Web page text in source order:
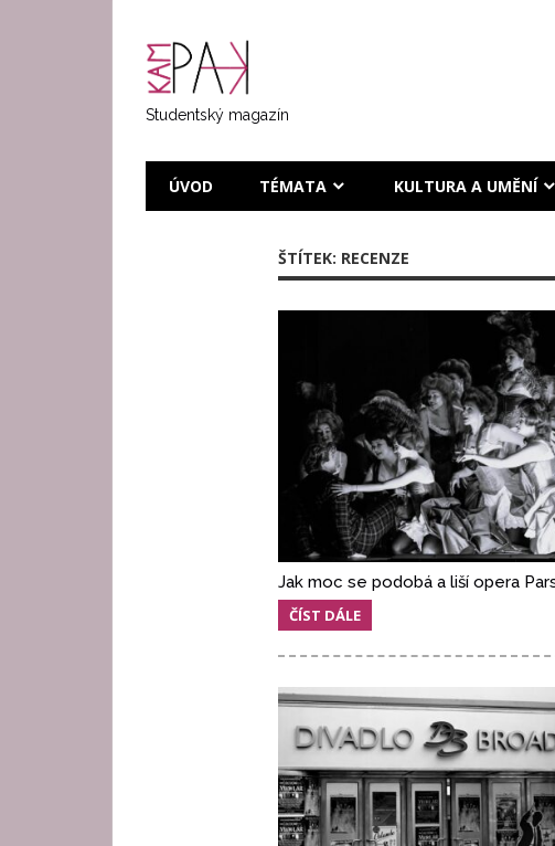
Studentský magazín
ÚVOD TÉMATA KULTURA A UMĚNÍ
ŠTÍTEK: RECENZE
Jak moc se podobá a liší opera
ČÍST DÁLE